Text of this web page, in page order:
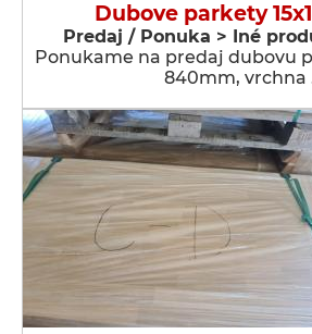
Dubove parkety
Predaj / Ponuka > Iné
Ponukame na predaj dubovu
840mm, vrchna